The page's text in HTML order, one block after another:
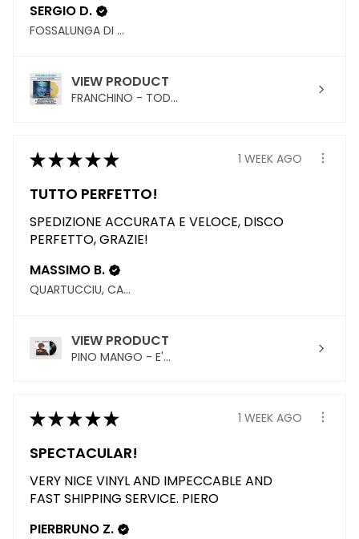
SERGIO D.
FOSSALUNGA DI VEDELAGO, TREVISO
VIEW PRODUCT
FRANCHINO - TOD...
★★★★★ 1 WEEK AGO
TUTTO PERFETTO!
SPEDIZIONE ACCURATA E VELOCE, DISCO
PERFETTO, GRAZIE!
MASSIMO B.
QUARTUCCIU, CAGLIARI
VIEW PRODUCT
PINO MANGO - E'...
★★★★★ 1 WEEK AGO
SPECTACULAR!
VERY NICE VINYL AND IMPECCABLE AND
FAST SHIPPING SERVICE. PIERO
PIERBRUNO Z.